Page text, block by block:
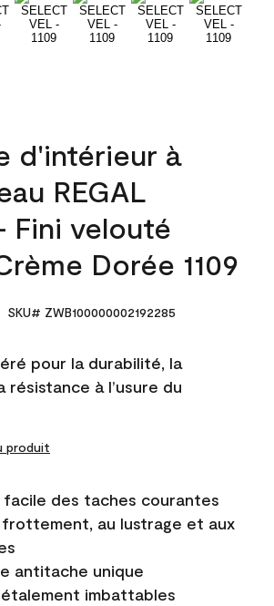
d'intérieur à
REGAL
Fini velouté
Dorée 1109
SKU# ZWB100000002192285
pour la durabilité, la
résistance à l’usure du
produit
facile des taches courantes
frottement, au lustrage et aux
antitache unique
imbattables